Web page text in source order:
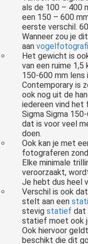
als de 100 – 400
een 150 – 600
eerste verschil.
Wanneer zou je
aan
Het gewicht is
van een ruime
150-600 mm lens
Contemporary is
ook nog uit de
iedereen vind het
Sigma Sigma
dat is voor veel
doen.
Ook kan je met
fotograferen
Elke minimale
veroorzaakt,
Je hebt dus heel
Verschil is ook
stelt aan een
stevigstatief dat
statief moet ook
Ook hiervoor
beschikt die dit